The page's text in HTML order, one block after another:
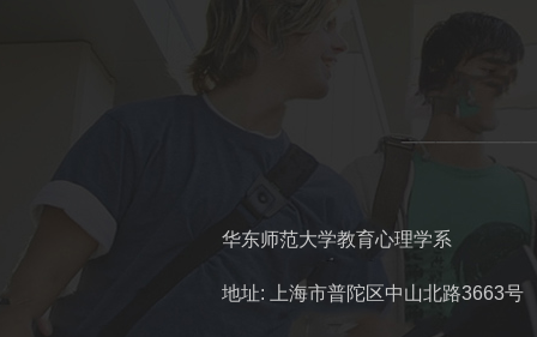
华东师范大学教育心理学系
地址: 上海市普陀区中山北路3663号